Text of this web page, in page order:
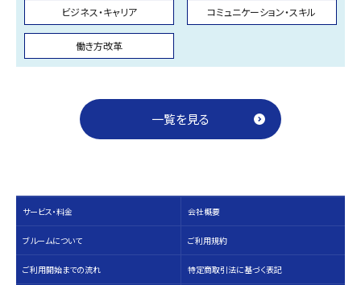
ビジネス・キャリア コミュニケーション・スキル
働き方改革
一覧を見る
サービス・料⾦
ブルームについて
ご利用開始までの流れ
会社概要
ご利用規約
特定商取引法に基づく表記